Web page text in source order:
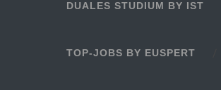
DUALES STUDIUM BY IST
TOP-JOBS BY EUSPERT